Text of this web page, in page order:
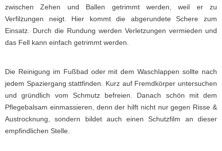
zwischen Zehen und Ballen getrimmt werden, weil er zu
Verfilzungen neigt. Hier kommt die abgerundete Schere zum
Einsatz. Durch die Rundung werden Verletzungen vermieden und
das Fell kann einfach getrimmt werden.
Die Reinigung im Fußbad oder mit dem Waschlappen sollte nach
jedem Spaziergang stattfinden. Kurz auf Fremdkörper untersuchen
und gründlich vom Schmutz befreien. Danach schön mit dem
Pflegebalsam einmassieren, denn der hilft nicht nur gegen Risse &
Austrocknung, sondern bildet auch einen Schutzfilm an dieser
empfindlichen Stelle.